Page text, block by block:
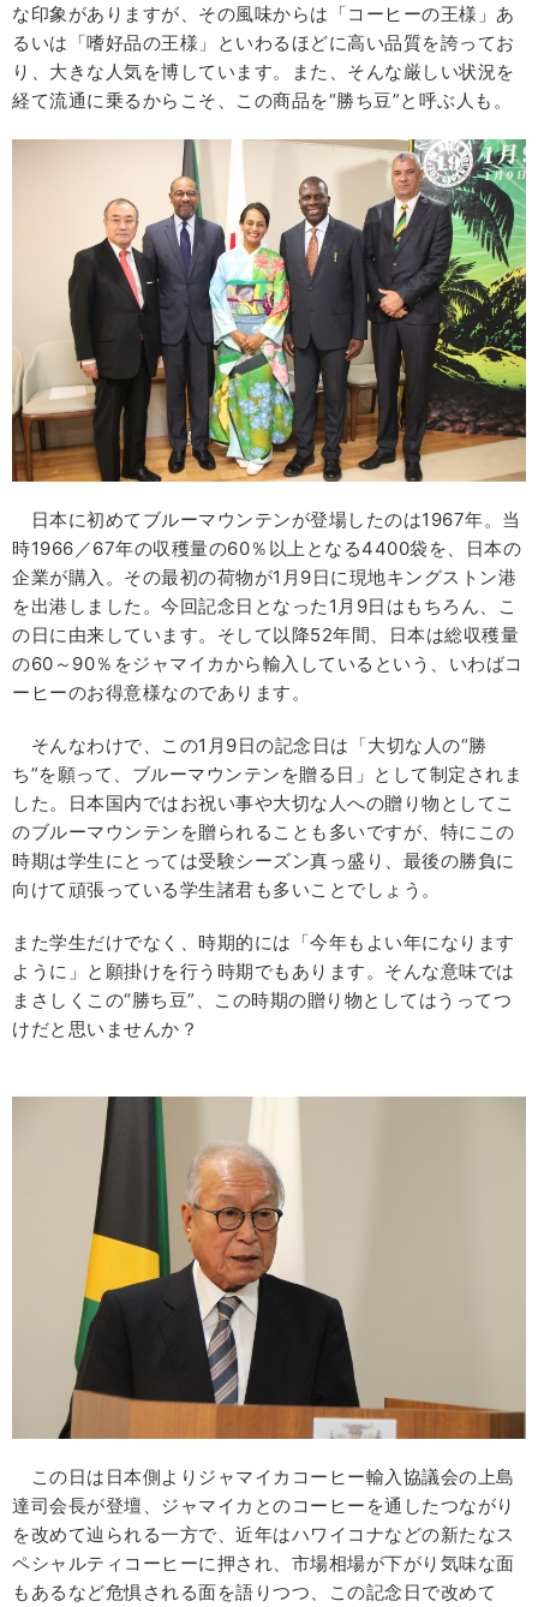
な印象がありますが、その風味からは「コーヒーの王様」あ
るいは「嗜好品の王様」といわるほどに高い品質を誇ってお
り、大きな人気を博しています。また、そんな厳しい状況を
経て流通に乗るからこそ、この商品を“勝ち豆”と呼ぶ人も。
日本に初めてブルーマウンテンが登場したのは1967年。当
時1966／67年の収穫量の60％以上となる4400袋を、日本の
企業が購入。その最初の荷物が1月9日に現地キングストン港
を出港しました。今回記念日となった1月9日はもちろん、こ
の日に由来しています。そして以降52年間、日本は総収穫量
の60～90％をジャマイカから輸入しているという、いわばコ
ーヒーのお得意様なのであります。
そんなわけで、この1月9日の記念日は「大切な人の“勝
ち”を願って、ブルーマウンテンを贈る日」として制定されま
した。日本国内ではお祝い事や大切な人への贈り物としてこ
のブルーマウンテンを贈られることも多いですが、特にこの
時期は学生にとっては受験シーズン真っ盛り、最後の勝負に
向けて頑張っている学生諸君も多いことでしょう。
また学生だけでなく、時期的には「今年もよい年になります
ように」と願掛けを行う時期でもあります。そんな意味では
まさしくこの“勝ち豆”、この時期の贈り物としてはうってつ
けだと思いませんか？
この日は日本側よりジャマイカコーヒー輸入協議会の上島
達司会長が登壇、ジャマイカとのコーヒーを通したつながり
を改めて辿られる一方で、近年はハワイコナなどの新たなス
ペシャルティコーヒーに押され、市場相場が下がり気味な面
もあるなど危惧される面を語りつつ、この記念日で改めて